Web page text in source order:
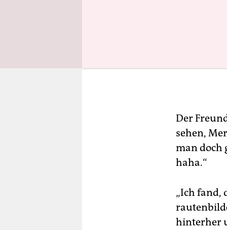
Der
sehen,
man doch
haha.“
„Ich fand,
hinterher